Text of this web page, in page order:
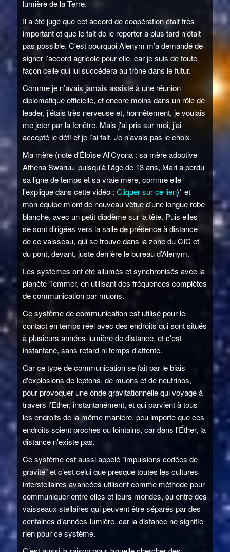
lumière de la Terre.
Il a été jugé que cet accord de coopération était très
important et que le fait de le reporter à plus tard n’était
pas possible. C'est pourquoi Alenym m’a demandé de
signer l’accord agricole pour elle, car je suis de toute
façon celle qui lui succédera au trône dans le futur.
Comme je n’avais jamais assisté à une réunion
diplomatique officielle, et encore moins dans un rôle de
leader, j’étais très nerveuse et, honnêtement, je voulais
me jeter par la fenêtre. Mais j'ai pris sur moi, j’ai
accepté le défi et je l’ai fait. Je n'avais pas le choix.
Ma mère (note d'Éloïse Al'Cyona : sa mère adoptive
Athena Swaruu, puisqu'à l'âge de 13 ans, Mari a perdu
sa ligne de temps et sa vraie mère, comme elle
l'explique dans cette vidéo :Cliquer sur ce lien)* et
mon équipe m’ont de nouveau vêtue d’une longue robe
blanche, avec un petit diadème sur la tête. Puis elles
se sont dirigées vers la salle de présence à distance
de ce vaisseau, qui se trouve dans la zone du CIC et
du pont, devant, juste derrière le bureau d’Alenym.
Les systèmes ont été allumés et synchronisés avec la
planète Temmer, en utilisant des fréquences complètes
de communication par muons.
Ce système de communication est utilisé pour le
contact en temps réel avec des endroits qui sont situés
à plusieurs années-lumière de distance, et c'est
instantané, sans retard ni temps d'attente.
Car ce type de communication se fait par le biais
d'explosions de leptons, de muons et de neutrinos,
pour provoquer une onde gravitationnelle qui voyage à
travers l’Ether, instantanément, et qui parvient à tous
les endroits de la même manière, peu importe que ces
endroits soient proches ou lointains, car dans l'Éther, la
distance n'existe pas.
Ce système est aussi appelé "impulsions codées de
gravité" et c’est celui que presque toutes les cultures
interstellaires avancées utilisent comme méthode pour
communiquer entre elles et leurs mondes, ou entre des
vaisseaux stellaires qui peuvent être séparés par des
centaines d’années-lumière, car la distance ne signifie
rien pour ce système.